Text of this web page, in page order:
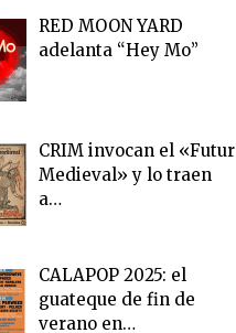
RED MOON YARD
adelanta “Hey Mo”
CRIM invocan el «Futur
Medieval» y lo traen
a…
CALAPOP 2025: el
guateque de fin de
verano en…